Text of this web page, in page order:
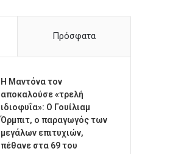
Πρόσφατα
Η Μαντόνα τον
αποκαλούσε «τρελή
ιδιοφυΐα»: Ο Γουίλιαμ
Όρμπιτ, ο παραγωγός των
μεγάλων επιτυχιών,
πέθανε στα 69 του